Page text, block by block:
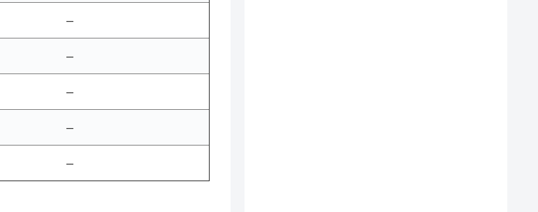
–
–
–
–
–